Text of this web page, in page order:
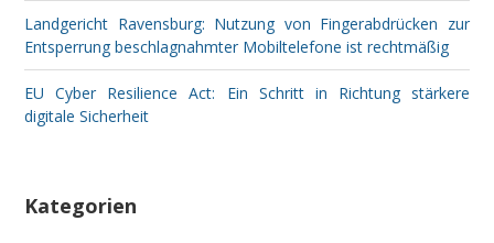
Landgericht Ravensburg: Nutzung von Fingerabdrücken zur
Entsperrung beschlagnahmter Mobiltelefone ist rechtmäßig
EU Cyber Resilience Act: Ein Schritt in Richtung stärkere
digitale Sicherheit
Kategorien